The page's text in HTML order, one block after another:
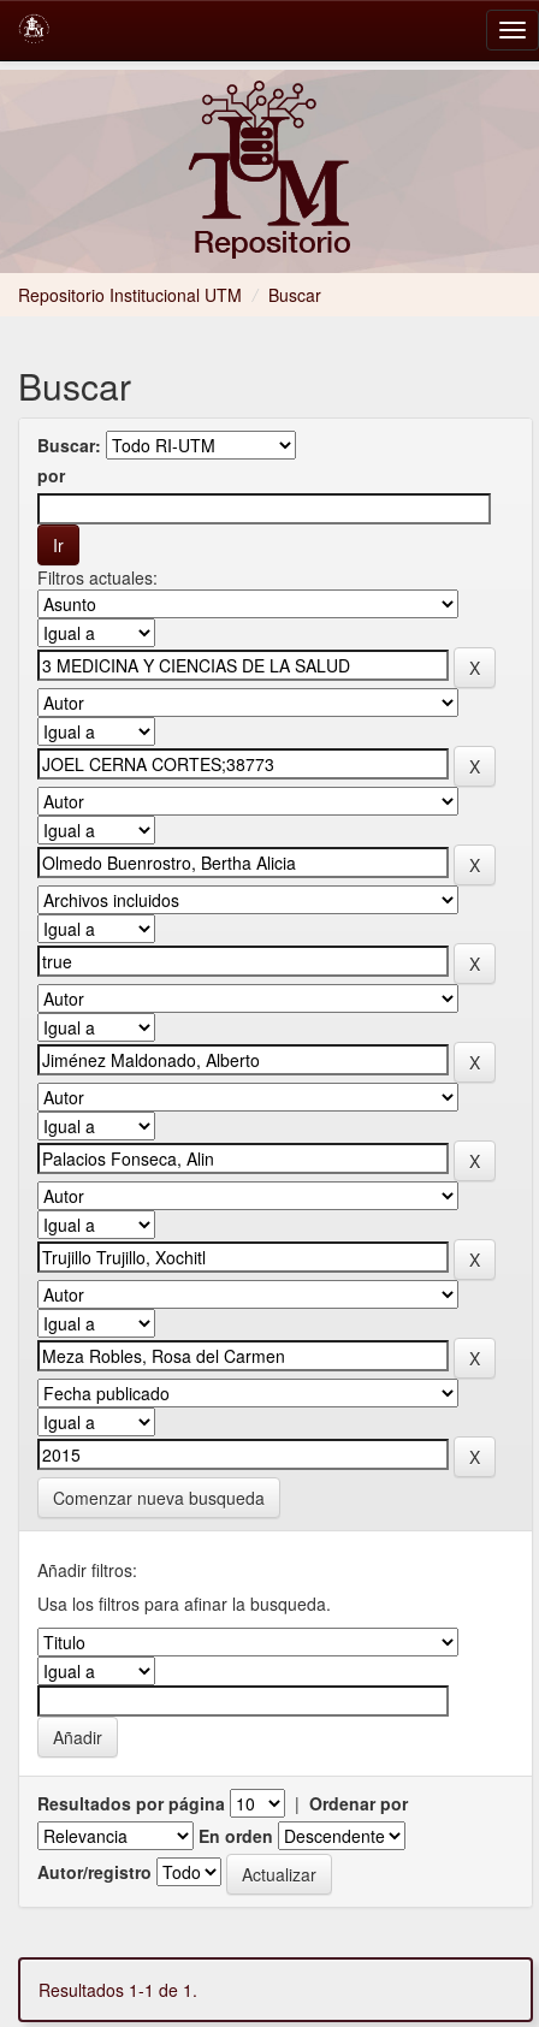
Repositorio Institucional UTM / Buscar
Buscar
Buscar:
por
Filtros actuales:
Comenzar nueva busqueda
Añadir filtros:
Usa los filtros para afinar la busqueda.
Resultados por página | Ordenar por
En orden
Autor/registro
Resultados 1-1 de 1.